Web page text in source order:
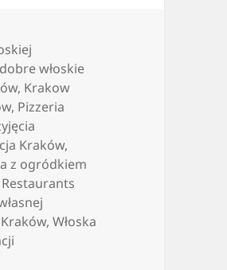
dobre włoskie
, Krakow
, Pizzeria
Kraków,
z ogródkiem
Restaurants
,Włoska